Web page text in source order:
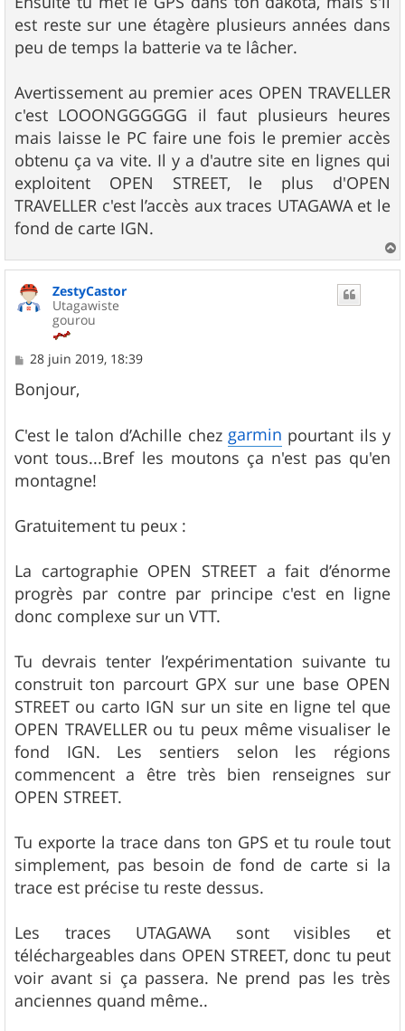
est reste sur une étagère plusieurs années dans
peu de temps la batterie va te lâcher.
Avertissement au premier aces OPEN TRAVELLER
c'est LOOONGGGGGG il faut plusieurs heures
mais laisse le PC faire une fois le premier accès
obtenu ça va vite. Il y a d'autre site en lignes qui
exploitent OPEN STREET, le plus d'OPEN
TRAVELLER c'est l’accès aux traces UTAGAWA et le
fond de carte IGN.
a
u
ZestyCastor
Utagawiste
gourou
M
s
s
g
e
28 juin 2019, 18:39
Bonjour,
C'est le talon d’Achille chez garmin pourtant ils y
vont tous...Bref les moutons ça n'est pas qu'en
montagne!
Gratuitement tu peux :
La cartographie OPEN STREET a fait d’énorme
progrès par contre par principe c'est en ligne
donc complexe sur un VTT.
Tu devrais tenter l’expérimentation suivante tu
construit ton parcourt GPX sur une base OPEN
STREET ou carto IGN sur un site en ligne tel que
OPEN TRAVELLER ou tu peux même visualiser le
fond IGN. Les sentiers selon les régions
commencent a être très bien renseignes sur
OPEN STREET.
Tu exporte la trace dans ton GPS et tu roule tout
simplement, pas besoin de fond de carte si la
trace est précise tu reste dessus.
Les traces UTAGAWA sont visibles et
téléchargeables dans OPEN STREET, donc tu peut
voir avant si ça passera. Ne prend pas les très
anciennes quand même..